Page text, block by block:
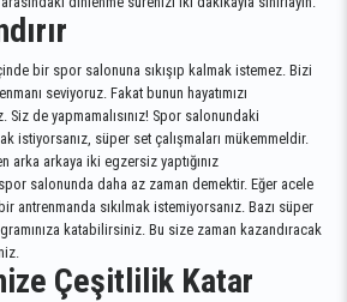
bir spor salonuna sıkışıp kalmak istemez. Bizi
seviyoruz. Fakat bunun hayatımızı
de yapmamalısınız! Spor salonundaki
istiyorsanız, süper set çalışmaları mükemmeldir.
arka arkaya iki egzersiz yaptığınız
salonunda daha az zaman demektir. Eğer acele
antrenmanda sıkılmak istemiyorsanız. Bazı süper
katabilirsiniz. Bu size zaman kazandıracak
Çeşitlilik Katar